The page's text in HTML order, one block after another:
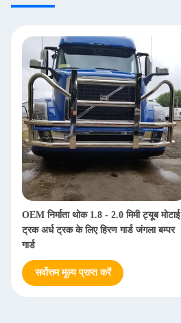
OEM निर्माता थोक 1.8 - 2.0 मिमी ट्यूब मोटाई
ट्रक अर्ध ट्रक के लिए हिरण गार्ड जंगला बम्पर
गार्ड
सर्वोत्तम मूल्य प्राप्त करें